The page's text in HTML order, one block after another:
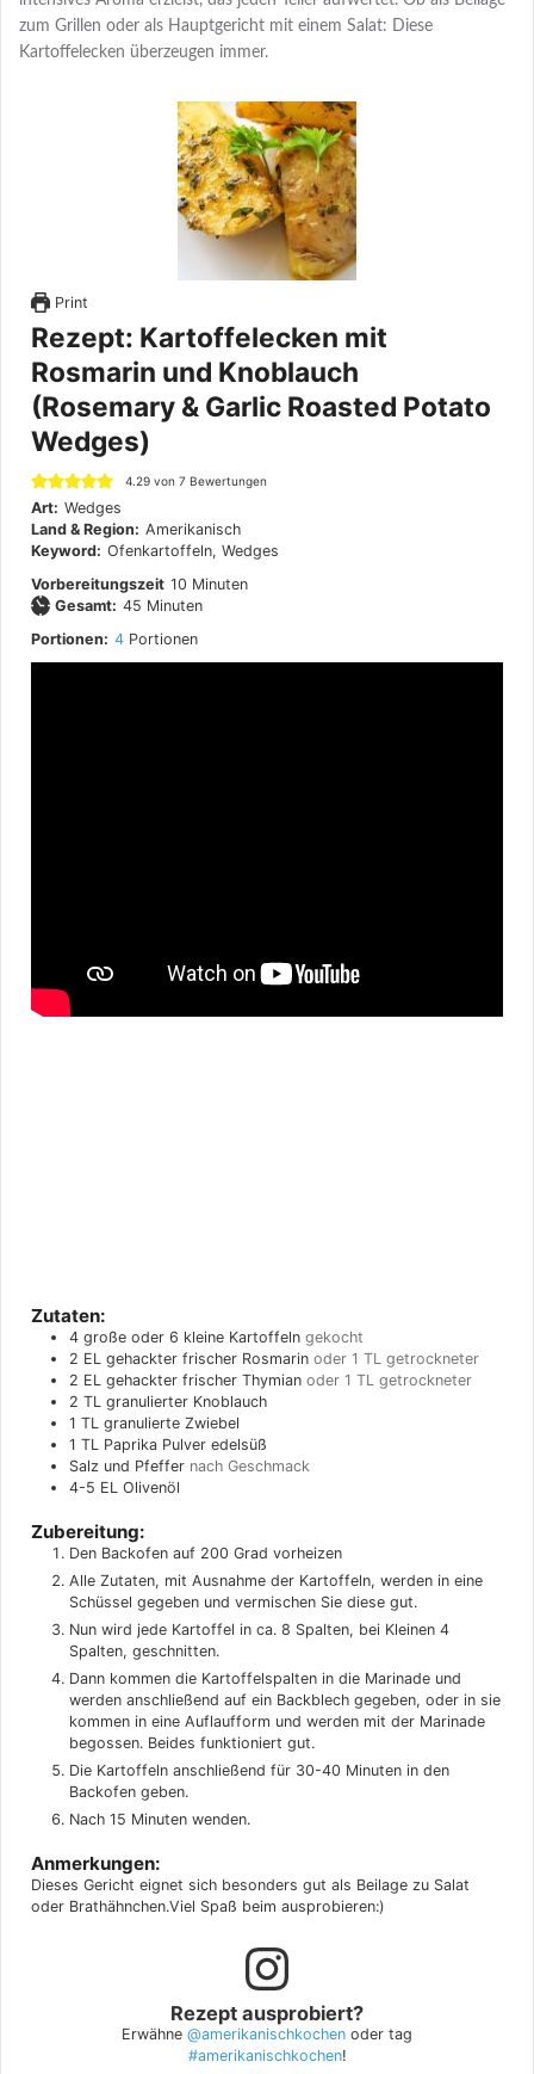
zum Grillen oder als Hauptgericht mit einem Salat: Diese
Kartoffelecken überzeugen immer.
Print
Rezept: Kartoffelecken mit
Rosmarin und Knoblauch
(Rosemary & Garlic Roasted Potato
Wedges)
4.29 von7 Bewertungen
Art: Wedges
Land & Region: Amerikanisch
Keyword: Ofenkartoffeln, Wedges
Vorbereitungszeit 10 Minuten
Minuten
Gesamt: 45 Minuten
Minuten
Portionen: 4 Portionen
Zutaten:
4 große oder 6 kleine Kartoffeln gekocht
2 EL gehackter frischer Rosmarin oder 1 TL getrockneter
2 EL gehackter frischer Thymian oder 1 TL getrockneter
2 TL granulierter Knoblauch
1 TL granulierte Zwiebel
1 TL Paprika Pulver edelsüß
Salz und Pfeffer nach Geschmack
4-5 EL Olivenöl
Zubereitung:
Den Backofen auf 200 Grad vorheizen
Alle Zutaten, mit Ausnahme der Kartoffeln, werden in eine
Schüssel gegeben und vermischen Sie diese gut.
Nun wird jede Kartoffel in ca. 8 Spalten, bei Kleinen 4
Spalten, geschnitten.
Dann kommen die Kartoffelspalten in die Marinade und
werden anschließend auf ein Backblech gegeben, oder in sie
kommen in eine Auflaufform und werden mit der Marinade
begossen. Beides funktioniert gut.
Die Kartoffeln anschließend für 30-40 Minuten in den
Backofen geben.
Nach 15 Minuten wenden.
Anmerkungen:
Dieses Gericht eignet sich besonders gut als Beilage zu Salat
oder Brathähnchen.Viel Spaß beim ausprobieren:)
Rezept ausprobiert?
Erwähne @amerikanischkochen oder tag
#amerikanischkochen!